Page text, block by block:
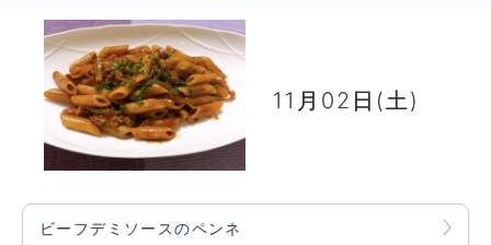
11月02日(土)
ビーフデミソースのペンネ